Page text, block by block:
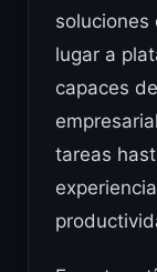
soluciones
lugar a
capaces
tareas